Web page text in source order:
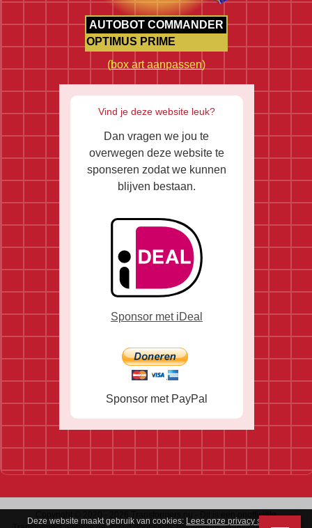
AUTOBOT COMMANDER
OPTIMUS PRIME
(box art aanpassen)
Vind je deze website leuk?
Dan vragen we jou te
overwegen deze website te
sponseren zodat we kunnen
blijven bestaan.
Sponsor met iDeal
Sponsor met PayPal
Copyright © 2020 - 2026 Transformers.nu - Dit is een onofficiële
Deze website maakt gebruik van cookies: Lees onze privacy statement